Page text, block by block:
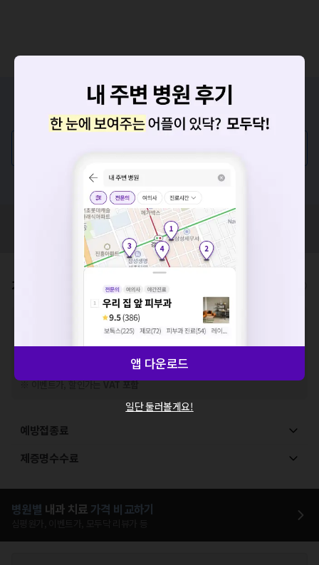
증상/치료, 궁금한 점이 있나요?
의사가 직접 답해드려요!
혹은, 의료상담 서비스에 다양한 게시글 보러가기
혹시 잘못된 병원정보가 있나요?
모두닥 팀에 알려주세요!
가격표
비급여 항목의 경우,추가비용 등으로 실제 가격과 상이할 수 있으니, 정확
한 가격은 해당 의료기관에 직접 문의해주세요.
※급여 항목의 경우,건강보험심사평가원에 고지되어 있는 급여 진료 기준 가
격입니다. (진료와 연관된 복합적인 비용이 추가되어, 병원마다 금액이 다르게
산정될 수 있는 점 참고 바랍니다.)
※ 이벤트가, 할인가는VAT 포함
예방접종료
제증명수수료
병원별 내과 치료 가격 비교하기
요청하신 작업을 처리하지 못했습니다.
네트워크 또는 서버의 일시적인 오류로, 잠시 후 다시 시도해주
세요. 지속적으로 문제가 발생할 경우 모두닥 채널톡으로 문의
앱 다운로드
일단 둘러볼게요!